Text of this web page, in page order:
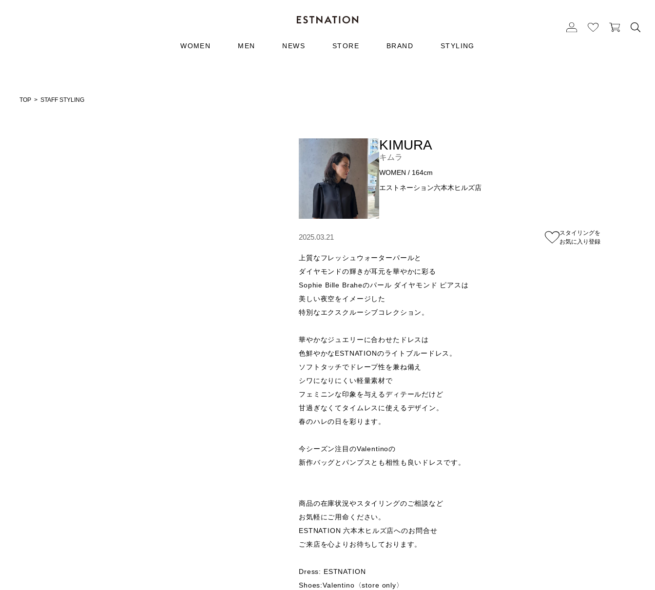
WOMEN MEN NEWS STORE BRAND STYLING
TOP STAFF STYLING
KIMURA
キムラ
WOMEN / 164cm
エストネーション六本木ヒルズ店
スタイリングを
お気に入り登録
2025.03.21
上質なフレッシュウォーターパールと
ダイヤモンドの輝きが耳元を華やかに彩る
Sophie Bille Braheのパール ダイヤモンド ピアスは
美しい夜空をイメージした
特別なエクスクルーシブコレクション。
華やかなジュエリーに合わせたドレスは
色鮮やかなESTNATIONのライトブルードレス。
ソフトタッチでドレープ性を兼ね備え
シワになりにくい軽量素材で
フェミニンな印象を与えるディテールだけど
甘過ぎなくてタイムレスに使えるデザイン。
春のハレの日を彩ります。
今シーズン注目のValentinoの
新作バッグとパンプスとも相性も良いドレスです。
商品の在庫状況やスタイリングのご相談など
お気軽にご用命ください。
ESTNATION 六本木ヒルズ店へのお問合せ
ご来店を心よりお待ちしております。
Dress: ESTNATION
Shoes:Valentino〈store only〉